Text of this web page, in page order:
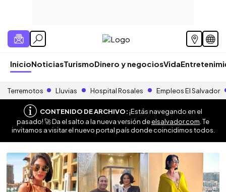
InicioNoticiasTurismoDinero y negociosVida
Terremotos Lluvias Hospital Rosales Empleos El Salvador
CONTENIDO DE ARCHIVO:¡Estás navegando en el
pasado! 🚀 Da el salto a la nueva versión deelsalvador.com . Te
invitamos a visitar el nuevo portal país donde coincidimos todos.